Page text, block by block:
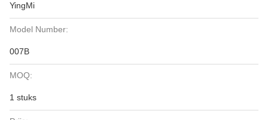
YingMi
Model Number:
007B
MOQ:
1 stuks